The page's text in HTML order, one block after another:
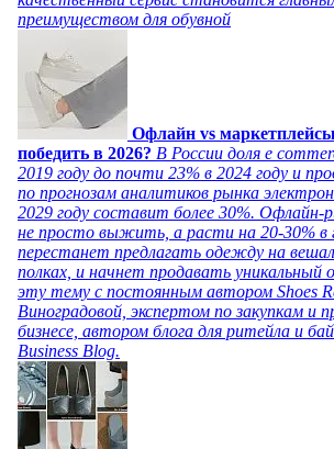
преимуществом для обувной
Офлайн vs
победить в 2026? В России доля e
2019 году до почти 23% в 2024 году и
по прогнозам аналитиков рынка
2029 году составит более 30%.
не просто выжить, а расти на 20-30% в
перестанет предлагать одежду на
полках, и начнет продавать
эту тему с постоянным автором Shoes
Виноградовой, экспертом по закупкам и
бизнесе, автором блога для ритейла и
Business Blog.